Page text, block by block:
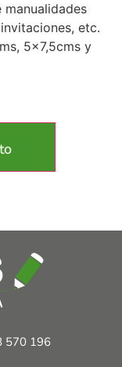
etc.
5×7,5cms y
570 196